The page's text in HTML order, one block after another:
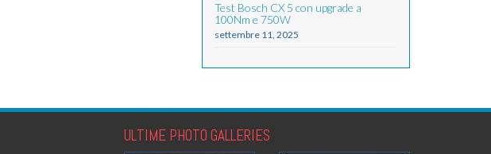
Test Bosch CX 5 con upgrade a
100Nm e 750W
settembre 11, 2025
ULTIME PHOTO GALLERIES